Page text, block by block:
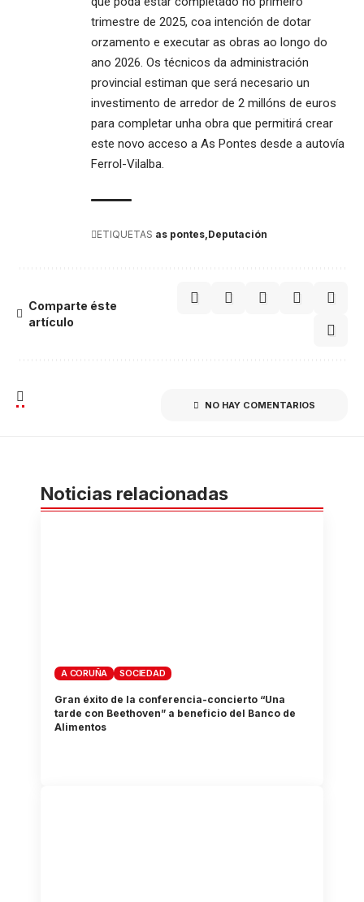
trimestre de 2025, coa intención de dotar
orzamento e executar as obras ao longo do
ano 2026. Os técnicos da administración
provincial estiman que será necesario un
investimento de arredor de 2 millóns de euros
para completar unha obra que permitirá crear
este novo acceso a As Pontes desde a autovía
Ferrol-Vilalba.
ETIQUETAS as pontes Deputación
Comparte éste
artículo
NO HAY COMENTARIOS
Noticias relacionadas
A CORUÑA SOCIEDAD
Gran éxito de la conferencia-concierto “Una
tarde con Beethoven” a beneficio del Banco de
Alimentos